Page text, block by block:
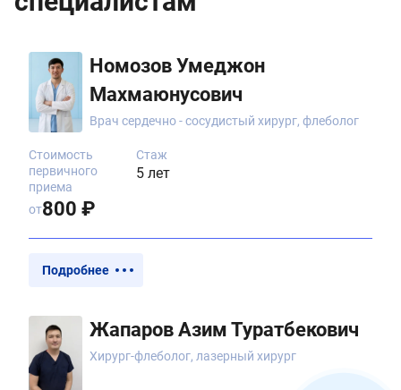
Номозов Умеджон
Махмаюнусович
Врач сердечно - сосудистый хирург, флеболог
Стаж
5 лет
Стоимость
первичного
приема
от800 ₽
Подробнее
Жапаров Азим Туратбекович
Хирург-флеболог, лазерный хирург